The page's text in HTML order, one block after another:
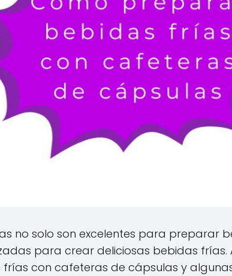
no solo son excelentes para preparar
para crear deliciosas bebidas frías.
con cafeteras de cápsulas y